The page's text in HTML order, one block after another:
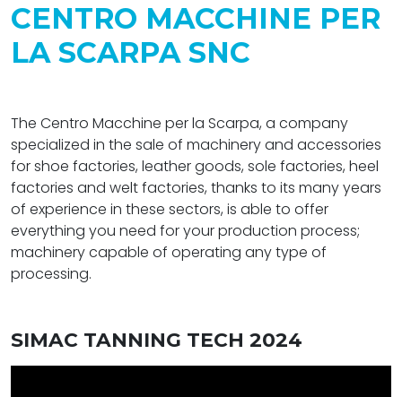
CENTRO MACCHINE PER
LA SCARPA SNC
The Centro Macchine per la Scarpa, a company
specialized in the sale of machinery and accessories
for shoe factories, leather goods, sole factories, heel
factories and welt factories, thanks to its many years
of experience in these sectors, is able to offer
everything you need for your production process;
machinery capable of operating any type of
processing.
SIMAC TANNING TECH 2024